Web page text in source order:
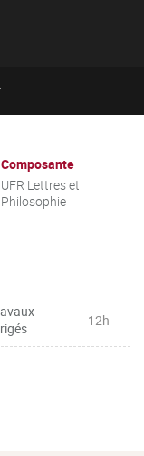
Composante
UFR Lettres et
Philosophie
12h